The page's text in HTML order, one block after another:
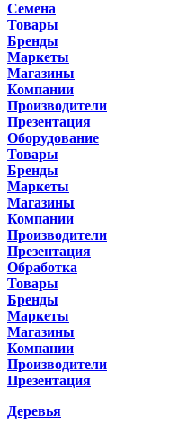
Семена
Товары
Бренды
Маркеты
Магазины
Компании
Производители
Презентация
Оборудование
Товары
Бренды
Маркеты
Магазины
Компании
Производители
Презентация
Обработка
Товары
Бренды
Маркеты
Магазины
Компании
Производители
Презентация
Деревья